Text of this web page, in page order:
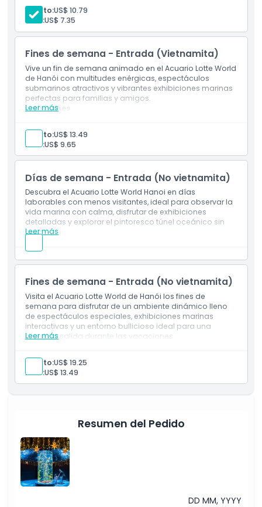
Aspectos Destacados
Inclusiones
Política para Niños y Adultos
Exclusiones
Horario de Apertura
Cosas a Saber
Ubicación
Entrada a: Todas las exhibiciones disponibles en el
Acuario Lotte World Hanoi
Programa de presentación de biología marina en el
área del Tanque Principal (Plaza del Océano)
adulto:US$ 10.79
niño:US$ 7.35
Fines de semana - Entrada (Vietnamita)
Vive un fin de semana animado en el Acuario Lotte World
de Hanói con multitudes enérgicas, espectáculos
submarinos atractivos y vibrantes exhibiciones marinas
perfectas para familias y amigos.
Leer más
Inclusiones
Entrada a: Todas las exhibiciones disponibles en el
Acuario Lotte World Hanoi
Programa de presentación de biología marina en el
área del Tanque Principal (Plaza del Océano)
adulto:US$ 13.49
niño:US$ 9.65
Días de semana - Entrada (No vietnamita)
Descubra el Acuario Lotte World Hanoi en días
laborables con menos visitantes, ideal para observar la
vida marina con calma, disfrutar de exhibiciones
detalladas y explorar el pintoresco túnel oceánico sin
prisas.
Leer más
Entrada a: Acuario Lotte World Hanoi
Entrada a: Todas las exhibiciones disponibles en el
Programa de presentación de biología marina en el
área del Tanque Principal (Plaza del Océano)
Fines de semana - Entrada (No vietnamita)
Visita el Acuario Lotte World de Hanói los fines de
semana para disfrutar de un ambiente dinámico lleno
de espectáculos especiales, exhibiciones marinas
interactivas y un entorno bullicioso ideal para una
divertida salida durante las vacaciones.
Leer más
Entrada a: Acuario Lotte World Hanoi
Entrada a: Todas las exhibiciones disponibles en el
Acuario Lotte World Hanoi
adulto:US$ 19.25
niño:US$ 13.49
Resumen del Pedido
DD MM, YYYY